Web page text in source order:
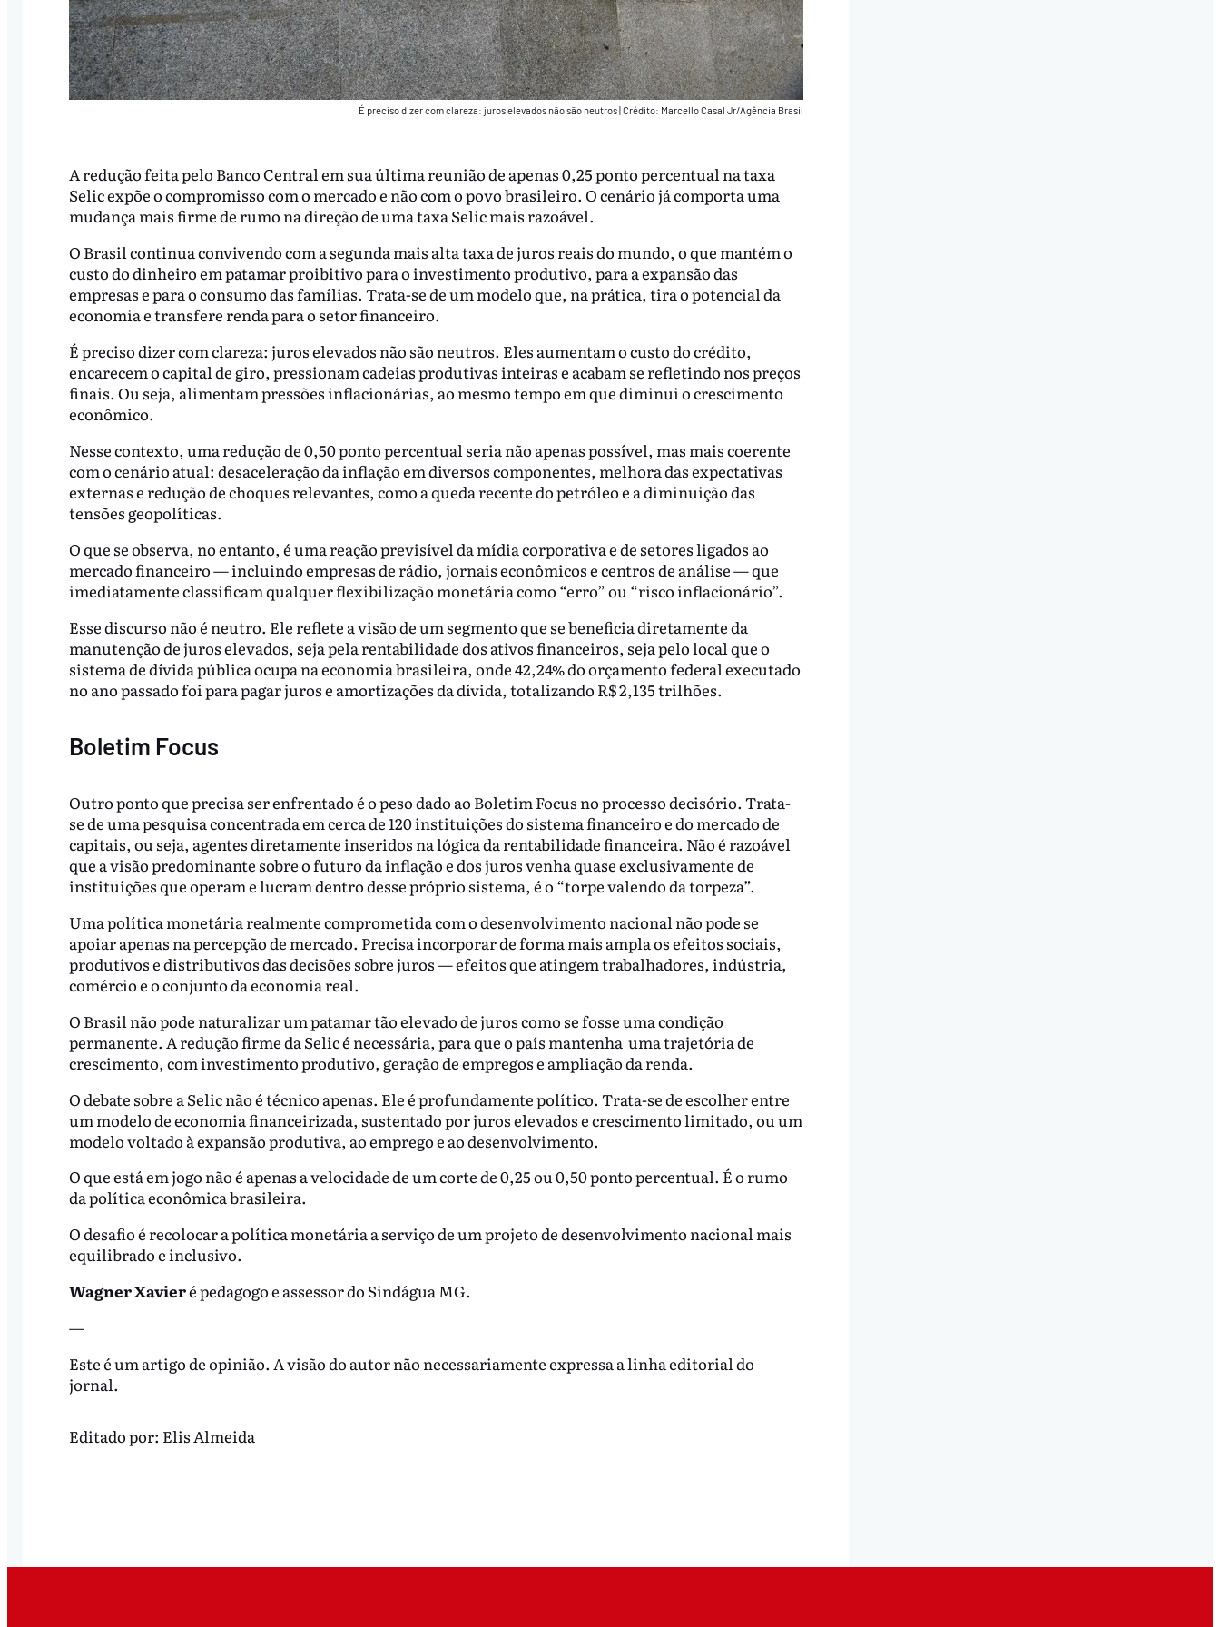
É preciso dizer com clareza: juros elevados não são neutros|Crédito: Marcello Casal Jr/Agência Brasil
A redução feita pelo Banco Central em sua última reunião de apenas 0,25 ponto percentual na taxa
Selic expõe o compromisso com o mercado e não com o povo brasileiro. O cenário já comporta uma
mudança mais firme de rumo na direção de uma taxa Selic mais razoável.
O Brasil continua convivendo com a segunda mais alta taxa de juros reais do mundo, o que mantém o
custo do dinheiro em patamar proibitivo para o investimento produtivo, para a expansão das
empresas e para o consumo das famílias. Trata-se de um modelo que, na prática, tira o potencial da
economia e transfere renda para o setor financeiro.
É preciso dizer com clareza: juros elevados não são neutros. Eles aumentam o custo do crédito,
encarecem o capital de giro, pressionam cadeias produtivas inteiras e acabam se refletindo nos preços
finais. Ou seja, alimentam pressões inflacionárias, ao mesmo tempo em que diminui o crescimento
econômico.
Nesse contexto, uma redução de 0,50 ponto percentual seria não apenas possível, mas mais coerente
com o cenário atual: desaceleração da inflação em diversos componentes, melhora das expectativas
externas e redução de choques relevantes, como a queda recente do petróleo e a diminuição das
tensões geopolíticas.
O que se observa, no entanto, é uma reação previsível da mídia corporativa e de setores ligados ao
mercado financeiro — incluindo empresas de rádio, jornais econômicos e centros de análise — que
imediatamente classificam qualquer flexibilização monetária como “erro” ou “risco inflacionário”.
Esse discurso não é neutro. Ele reflete a visão de um segmento que se beneficia diretamente da
manutenção de juros elevados, seja pela rentabilidade dos ativos financeiros, seja pelo local que o
sistema de dívida pública ocupa na economia brasileira, onde 42,24% do orçamento federal executado
no ano passado foi para pagar juros e amortizações da dívida, totalizando R$ 2,135 trilhões.
Boletim Focus
Outro ponto que precisa ser enfrentado é o peso dado ao Boletim Focus no processo decisório. Trata-
se de uma pesquisa concentrada em cerca de 120 instituições do sistema financeiro e do mercado de
capitais, ou seja, agentes diretamente inseridos na lógica da rentabilidade financeira. Não é razoável
que a visão predominante sobre o futuro da inflação e dos juros venha quase exclusivamente de
instituições que operam e lucram dentro desse próprio sistema, é o “torpe valendo da torpeza”.
Uma política monetária realmente comprometida com o desenvolvimento nacional não pode se
apoiar apenas na percepção de mercado. Precisa incorporar de forma mais ampla os efeitos sociais,
produtivos e distributivos das decisões sobre juros — efeitos que atingem trabalhadores, indústria,
comércio e o conjunto da economia real.
O Brasil não pode naturalizar um patamar tão elevado de juros como se fosse uma condição
permanente. A redução firme da Selic é necessária, para que o país mantenha uma trajetória de
crescimento, com investimento produtivo, geração de empregos e ampliação da renda.
O debate sobre a Selic não é técnico apenas. Ele é profundamente político. Trata-se de escolher entre
um modelo de economia financeirizada, sustentado por juros elevados e crescimento limitado, ou um
modelo voltado à expansão produtiva, ao emprego e ao desenvolvimento.
O que está em jogo não é apenas a velocidade de um corte de 0,25 ou 0,50 ponto percentual. É o rumo
da política econômica brasileira.
O desafio é recolocar a política monetária a serviço de um projeto de desenvolvimento nacional mais
equilibrado e inclusivo.
Wagner Xavieré pedagogo e assessor do Sindágua MG.
—
Este é um artigo de opinião. A visão do autor não necessariamente expressa a linha editorial do
jornal.
Editado por: Elis Almeida